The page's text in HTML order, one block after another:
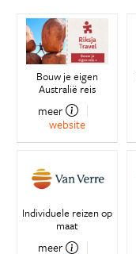
Bouw je eigen
Australië reis
meer
website
Individuele reizen op
maat
meer